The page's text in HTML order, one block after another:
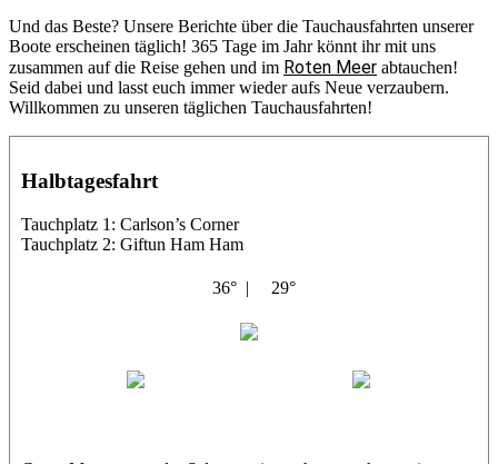
Und das Beste? Unsere Berichte über die Tauchausfahrten unserer
Boote erscheinen täglich! 365 Tage im Jahr könnt ihr mit uns
zusammen auf die Reise gehen und im Roten Meer abtauchen!
Seid dabei und lasst euch immer wieder aufs Neue verzaubern.
Willkommen zu unseren täglichen Tauchausfahrten!
Halbtagesfahrt
Tauchplatz 1: Carlson’s Corner
Tauchplatz 2: Giftun Ham Ham
36° | 29°